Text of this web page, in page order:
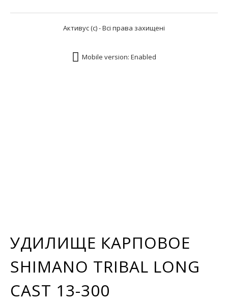
УДИЛИЩЕ КАРПОВОЕ
SHIMANO TRIBAL LONG
CAST 13-300
Активус (с) - Всі права захищені
Mobile version: Enabled